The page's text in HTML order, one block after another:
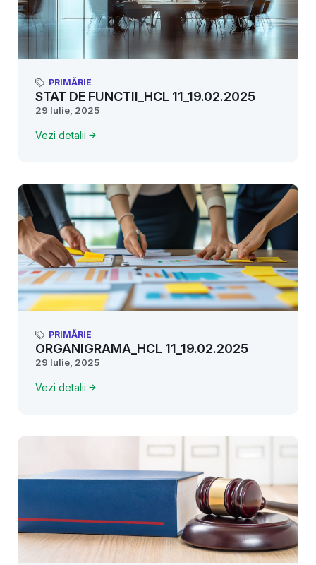
PRIMĂRIE
STAT DE FUNCTII_HCL 11_19.02.2025
29 Iulie, 2025
Vezi detalii
PRIMĂRIE
ORGANIGRAMA_HCL 11_19.02.2025
29 Iulie, 2025
Vezi detalii